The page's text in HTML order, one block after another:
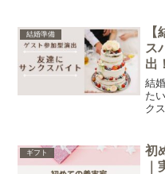
の
ま
結婚準備
ス
出！
結
た
ク
を
を
ギフト
初